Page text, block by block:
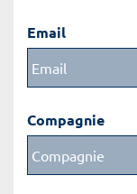
Email
Compagnie